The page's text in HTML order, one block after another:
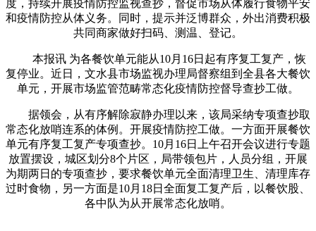
度，持续开展疫情防控监视查抄，督促市场从体履行食物平安
和疫情防控从体义务。同时，提示并泛博群众，外出消费积极
共同商家做好扫码、测温、登记。
本报讯 为各餐饮单元能从10月16日起有序复工复产，恢
复停业。近日，文水县市场监视办理局督察组到全县各大餐饮
单元，开展市场监管范畴常态化疫情防控督导查抄工做。
据领会，从有序解除寂静办理以来，该局采纳专项查抄取
常态化放哨连系的体例。开展疫情防控工做。一方面开展餐饮
单元有序复工复产专项查抄。10月16日上午召开会议进行专题
放置摆设，城区划分8个片区，局带领包片，人员分组，开展
为期两日的专项查抄，要求餐饮单元全面清理卫生、清理库存
过时食物，另一方面是10月18日全面复工复产后，以餐饮股、
各中队为从开展常态化放哨。